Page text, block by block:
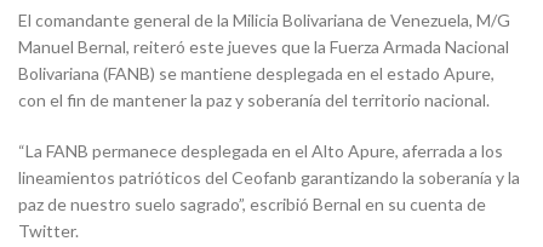
El comandante general de la Milicia Bolivariana de Venezuela, M/G
Manuel Bernal, reiteró este jueves que la Fuerza Armada Nacional
Bolivariana (FANB) se mantiene desplegada en el estado Apure,
con el fin de mantener la paz y soberanía del territorio nacional.
“La FANB permanece desplegada en el Alto Apure, aferrada a los
lineamientos patrióticos del Ceofanb garantizando la soberanía y la
paz de nuestro suelo sagrado”, escribió Bernal en su cuenta de
Twitter.